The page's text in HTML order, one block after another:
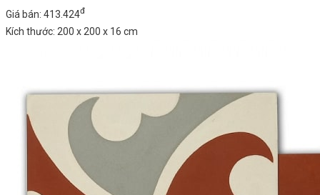
Giá bán: 413.424đ
Kích thước: 200 x 200 x 16 cm